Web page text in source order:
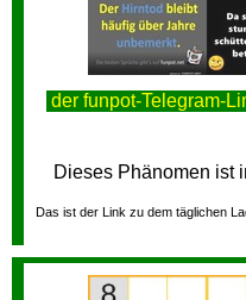
der funpot-Telegram-
Dieses Phänomen ist
Das ist der Link zu dem täglichen